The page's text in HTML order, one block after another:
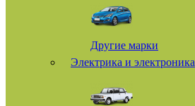
Другие марки
Электрика и электроника